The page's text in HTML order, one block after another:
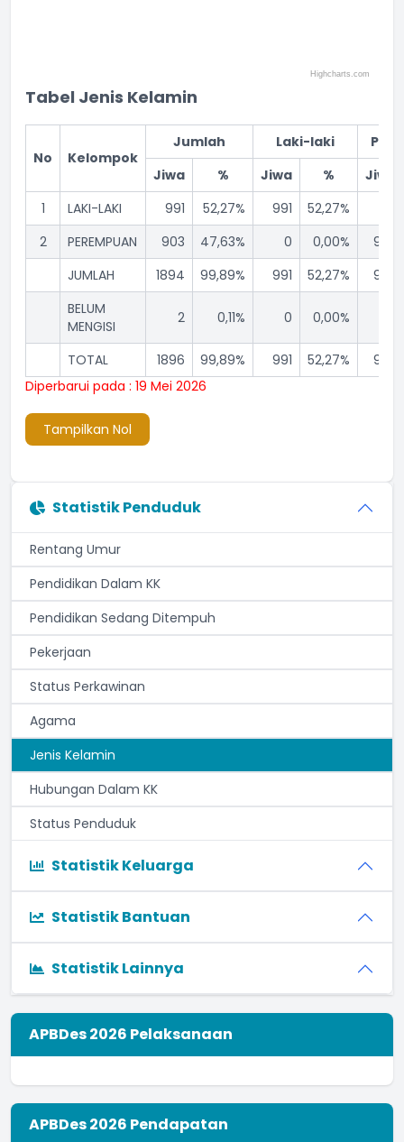
Statistik Penduduk
Rentang Umur
Pendidikan Dalam KK
Pendidikan Sedang Ditempuh
Pekerjaan
Status Perkawinan
Agama
Jenis Kelamin
Hubungan Dalam KK
Status Penduduk
Statistik Keluarga
Statistik Bantuan
Statistik Lainnya
Highcharts.com
End of interactive chart.
Tabel Jenis Kelamin
No Kelompok
Jumlah Laki-laki
Jiwa
% Jiwa %
Jiwa
1
LAKI-LAKI 991 52,27% 991 52,27%
2
PEREMPUAN 903 47,63% 0 0,00%
903
JUMLAH
1894 99,89% 991 52,27%
903
BELUM
MENGISI
2 0,11% 0 0,00%
TOTAL 1896 99,89% 991 52,27%
903
Diperbarui pada : 19 Mei 2026
Tampilkan Nol
APBDes 2026 Pelaksanaan
APBDes 2026 Pendapatan